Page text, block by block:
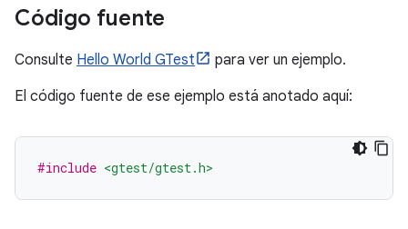
Código fuente
Consulte Hello World GTest
para ver un ejemplo.
El código fuente de ese ejemplo está anotado aquí:
#include <gtest/gtest.h>